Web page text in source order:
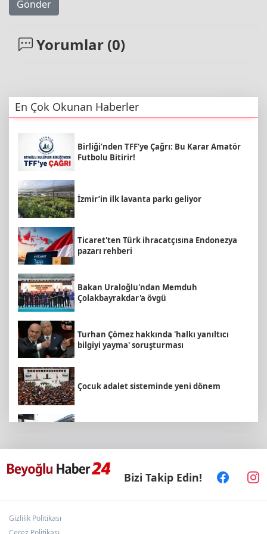
Gönder
Yorumlar (0)
En Çok Okunan Haberler
Birliği’nden TFF’ye Çağrı: Bu Karar Amatör
Futbolu Bitirir!
İzmir’in ilk lavanta parkı geliyor
Ticaret'ten Türk ihracatçısına Endonezya
pazarı rehberi
Bakan Uraloğlu'ndan Memduh
Çolakbayrakdar'a övgü
Turhan Çömez hakkında 'halkı yanıltıcı
bilgiyi yayma' soruşturması
Çocuk adalet sisteminde yeni dönem
Filenin Sultanları, İzmirli çocuklara ilham
Bizi Takip Edin!
Gizlilik Politikası